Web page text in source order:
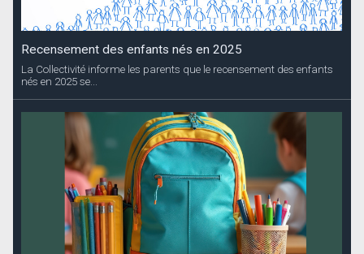
Recensement des enfants nés en 2025
La Collectivité informe les parents que le recensement des enfants
nés en 2025 se...